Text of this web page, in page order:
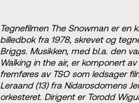
Tegnefilmen The Snowman er en
billedbok fra 1978, skrevet og
Briggs. Musikken, med bl.a. den
Walking in the air, er komponert av
fremføres av TSO som ledsager
Leraand (13) fra Nidarosdomens
orkesteret. Dirigent er Torodd